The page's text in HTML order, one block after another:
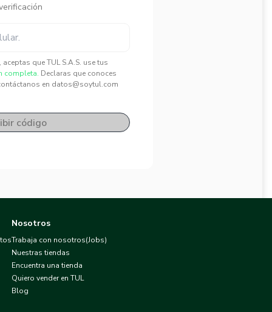
que TUL S.A.S. use tus
completa. Declaras que conoces
en datos@soytul.com
código
Nosotros
Trabaja con nosotros(Jobs)
Nuestras tiendas
Encuentra una tienda
Quiero vender en TUL
Blog